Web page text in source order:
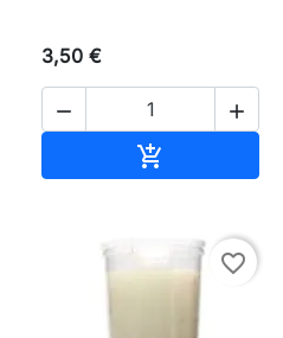
3,50 €
 

favorite_border